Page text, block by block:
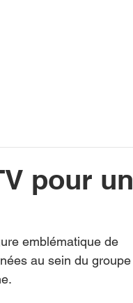
pour un
emblématique de
au sein du groupe